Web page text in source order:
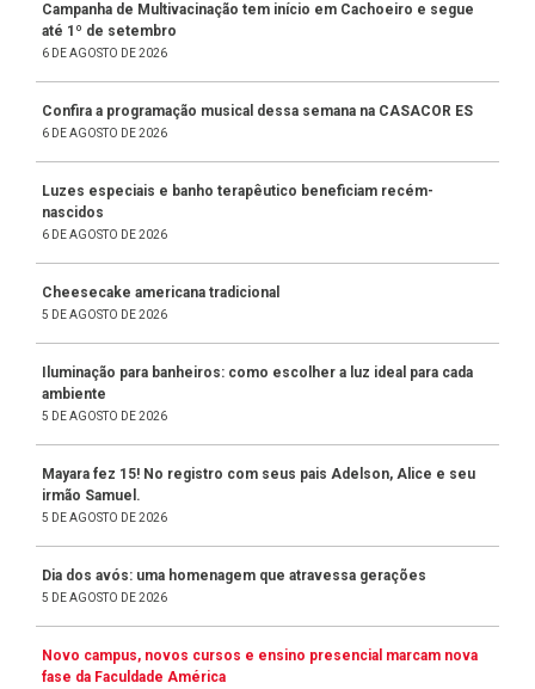
Campanha de Multivacinação tem início em Cachoeiro e segue
até 1º de setembro
6 DE AGOSTO DE 2026
Confira a programação musical dessa semana na CASACOR ES
6 DE AGOSTO DE 2026
Luzes especiais e banho terapêutico beneficiam recém-
nascidos
6 DE AGOSTO DE 2026
Cheesecake americana tradicional
5 DE AGOSTO DE 2026
Iluminação para banheiros: como escolher a luz ideal para cada
ambiente
5 DE AGOSTO DE 2026
Mayara fez 15! No registro com seus pais Adelson, Alice e seu
irmão Samuel.
5 DE AGOSTO DE 2026
Dia dos avós: uma homenagem que atravessa gerações
5 DE AGOSTO DE 2026
Novo campus, novos cursos e ensino presencial marcam nova
fase da Faculdade América